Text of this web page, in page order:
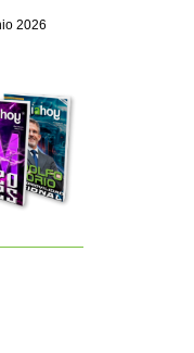
2026